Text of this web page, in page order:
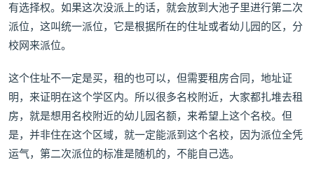
有选择权。如果这次没派上的话，就会放到大池子里进行第二次
派位，这叫统一派位，它是根据所在的住址或者幼儿园的区，分
校网来派位。
这个住址不一定是买，租的也可以，但需要租房合同，地址证
明，来证明在这个学区内。所以很多名校附近，大家都扎堆去租
房，就是想用名校附近的幼儿园名额，来希望上这个名校。但
是，并非住在这个区域，就一定能派到这个名校，因为派位全凭
运气，第二次派位的标准是随机的，不能自己选。